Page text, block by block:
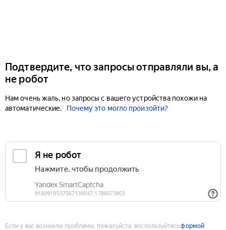
Подтвердите, что запросы отправляли вы, а
не робот
Нам очень жаль, но запросы с вашего устройства похожи на
автоматические.
Почему это могло произойти?
Если у вас возникли проблемы, пожалуйста, воспользуйтесьформой